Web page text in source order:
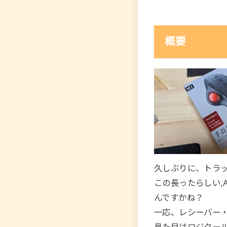
概要
久しぶりに、トラ
この長ったらしい
んですかね？
一応、レシーバー